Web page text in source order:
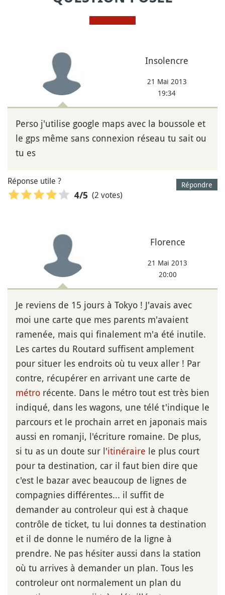
Insolencre
21 Mai 2013
19:34
Perso j'utilise google maps avec la boussole et
le gps même sans connexion réseau tu sait ou
tu es
Répondre
Réponse utile ?
4/5 (2 votes)
Florence
21 Mai 2013
20:00
Je reviens de 15 jours à Tokyo ! J'avais avec
moi une carte que mes parents m'avaient
ramenée, mais qui finalement m'a été inutile.
Les cartes du Routard suffisent amplement
pour situer les endroits où tu veux aller ! Par
contre, récupérer en arrivant une carte de
métro récente. Dans le métro tout est très bien
indiqué, dans les wagons, une télé t'indique le
parcours et le prochain arret en japonais mais
aussi en romanji, l'écriture romaine. De plus,
si tu as un doute sur l'itinéraire le plus court
pour ta destination, car il faut bien dire que
c'est le bazar avec beaucoup de lignes de
compagnies différentes... il suffit de
demander au controleur qui est à chaque
contrôle de ticket, tu lui donnes ta destination
et il de donne le numéro de la ligne à
prendre. Ne pas hésiter aussi dans la station
où tu arrives à demander un plan. Tous les
controleur ont normalement un plan du